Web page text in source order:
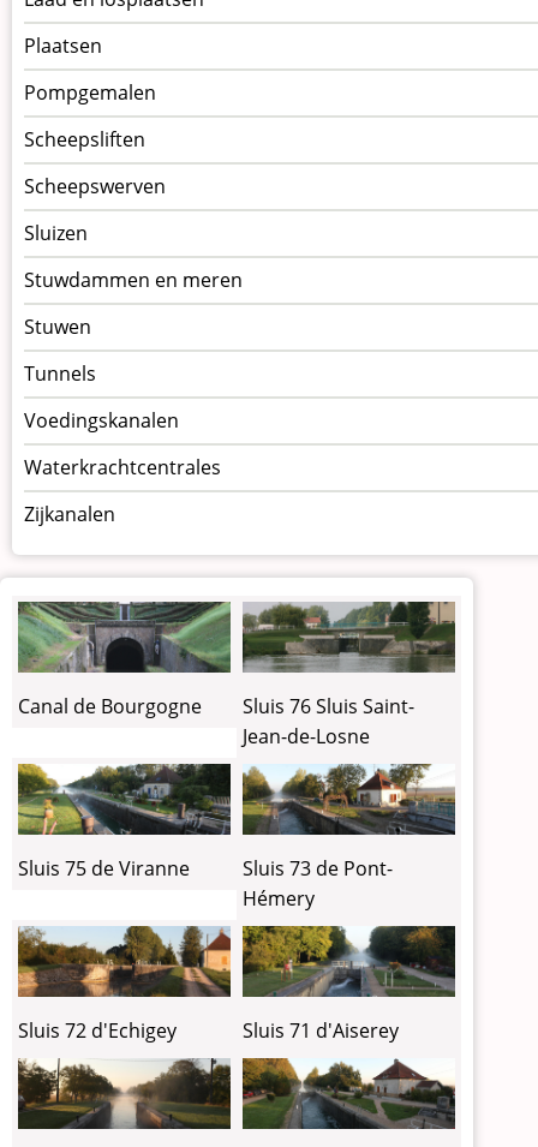
Plaatsen
Pompgemalen
Scheepsliften
Scheepswerven
Sluizen
Stuwdammen en meren
Stuwen
Tunnels
Voedingskanalen
Waterkrachtcentrales
Zijkanalen
Canal de Bourgogne
Sluis 76 Sluis Saint-
Jean-de-Losne
Sluis 75 de Viranne
Sluis 73 de Pont-
Hémery
Sluis 72 d'Echigey Sluis 71 d'Aiserey